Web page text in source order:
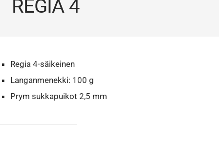
REGIA 4
Regia 4-säikeinen
Langanmenekki: 100 g
Prym sukkapuikot 2,5 mm